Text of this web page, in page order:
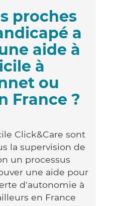
proches
a
aide à
à
ou
France ?
Click&Care sont
la supervision de
un processus
une aide pour
d'autonomie à
en France